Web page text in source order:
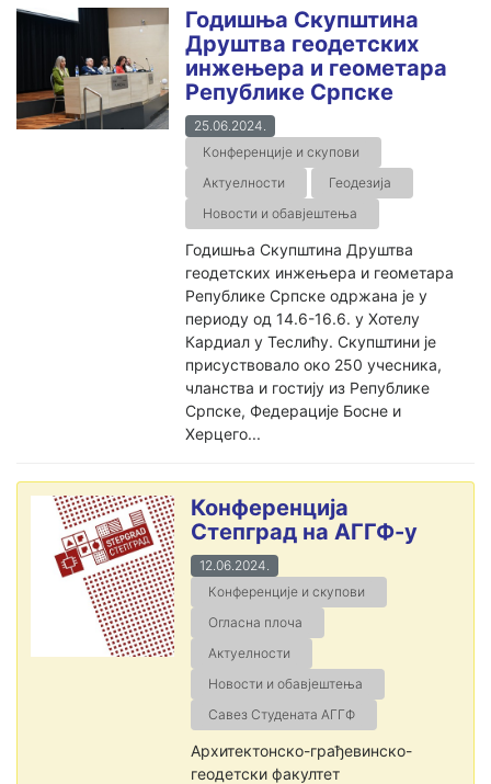
Годишња Скупштина
Друштва геодетских
инжењера и геометара
Републике Српске
25.06.2024.
Конференције и скупови
Актуелности
Геодезија
Новости и обавјештења
Годишња Скупштина Друштва
геодетских инжењера и геометара
Републике Српске одржана је у
периоду од 14.6-16.6. у Хотелу
Кардиал у Теслићу. Скупштини је
присуствовало око 250 учесника,
чланства и гостију из Републике
Српске, Федерације Босне и
Херцего...
Конференција
Степград на АГГФ-у
12.06.2024.
Конференције и скупови
Огласна плоча
Актуелности
Новости и обавјештења
Савез Студената АГГФ
Архитектонско-грађевинско-
геодетски факултет